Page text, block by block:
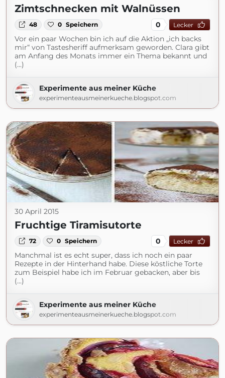
Zimtschnecken mit Walnüssen
48 0 Speichern 0 Lecker
Vor ein paar Wochen bin ich auf die Aktion „ich backs
mir“ von Tastesheriff aufmerksam geworden. Clara gibt
am Anfang des Monats immer ein Thema bekannt und
(...)
Experimente aus meiner Küche
experimenteausmeinerkueche.blogspot.com
30 April 2015
Fruchtige Tiramisutorte
72 0 Speichern 0 Lecker
Manchmal ist es echt super, dass ich noch ein paar
Rezepte in der Hinterhand habe. Diese köstliche Torte
zum Beispiel habe ich im Februar gebacken, aber bis
(...)
Experimente aus meiner Küche
experimenteausmeinerkueche.blogspot.com